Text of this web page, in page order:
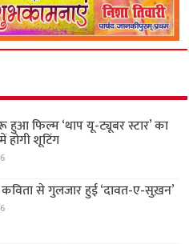
हुआ फिल्म ‘थाप यू-ट्यूबर स्टार’ का
शूटिंग
से गुलजार हुई ‘दावत-ए-सुख़न’